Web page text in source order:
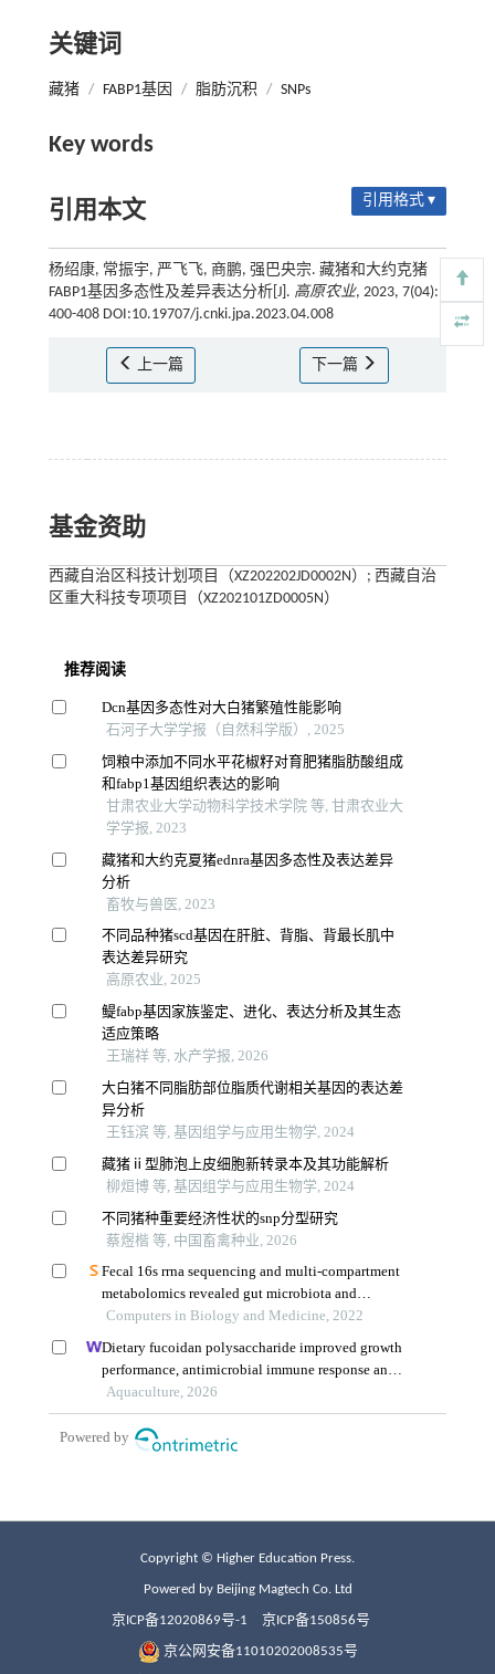
关键词
藏猪 / FABP1基因 / 脂肪沉积 / SNPs
Key words
引用本文 引用格式 ▾
杨绍康, 常振宇, 严飞飞, 商鹏, 强巴央宗. 藏猪和大约克猪
FABP1基因多态性及差异表达分析[J]. 高原农业, 2023, 7(04):
400-408 DOI:10.19707/j.cnki.jpa.2023.04.008
上一篇 下一篇
基金资助
西藏自治区科技计划项目（XZ202202JD0002N）; 西藏自治
区重大科技专项项目（XZ202101ZD0005N）
Copyright © Higher Education Press.
Powered by Beijing Magtech Co. Ltd
京ICP备12020869号-1 京ICP备150856号
京公网安备11010202008535号